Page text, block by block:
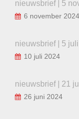
nieuwsbrief | 5
6 november 2024
nieuwsbrief | 5 juli
10 juli 2024
nieuwsbrief | 21
26 juni 2024